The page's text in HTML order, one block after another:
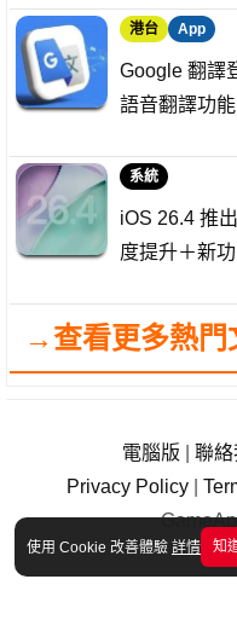
使用 Cookie 改善體驗 詳情 知
港台 App
Google 翻譯
語音翻譯功能
系統
iOS 26.4 推
度提升＋新
→查看更多熱門
電腦版 聯絡
Privacy Policy